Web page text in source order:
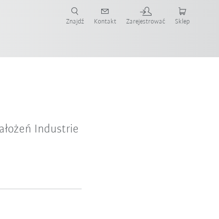
Znajdź Kontakt Zarejestrować Sklep
Industrie